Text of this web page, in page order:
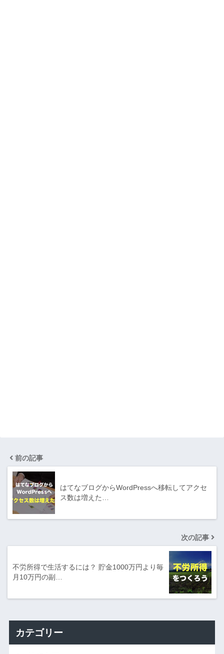
前の記事
はてなブログからWordPressへ移転してアクセ
ス数は増えた…
次の記事
不労所得で生活するには？ 貯金1000万円より毎
月10万円の副…
カテゴリー